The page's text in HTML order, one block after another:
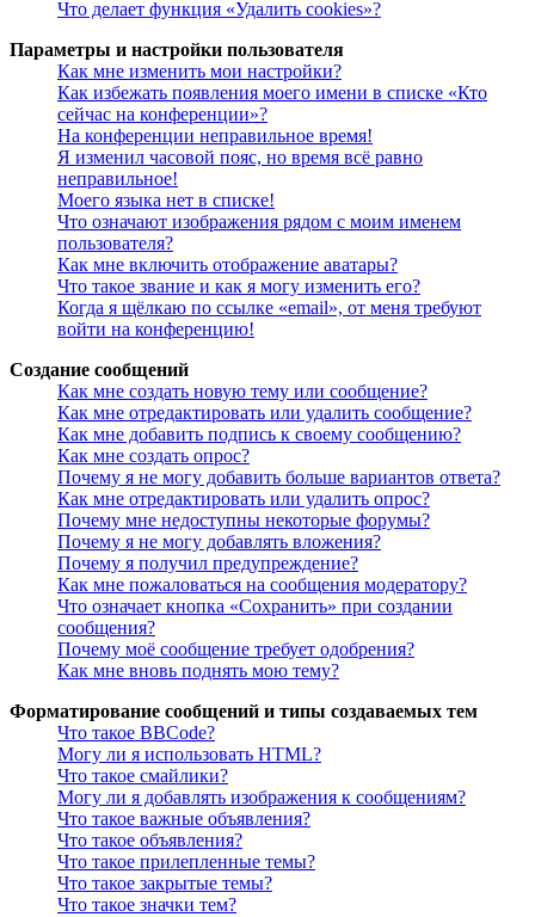
Что делает функция «Удалить cookies»?
Параметры и настройки пользователя
Как мне изменить мои настройки?
Как избежать появления моего имени в списке «Кто
сейчас на конференции»?
На конференции неправильное время!
Я изменил часовой пояс, но время всё равно
неправильное!
Моего языка нет в списке!
Что означают изображения рядом с моим именем
пользователя?
Как мне включить отображение аватары?
Что такое звание и как я могу изменить его?
Когда я щёлкаю по ссылке «email», от меня требуют
войти на конференцию!
Создание сообщений
Как мне создать новую тему или сообщение?
Как мне отредактировать или удалить сообщение?
Как мне добавить подпись к своему сообщению?
Как мне создать опрос?
Почему я не могу добавить больше вариантов ответа?
Как мне отредактировать или удалить опрос?
Почему мне недоступны некоторые форумы?
Почему я не могу добавлять вложения?
Почему я получил предупреждение?
Как мне пожаловаться на сообщения модератору?
Что означает кнопка «Сохранить» при создании
сообщения?
Почему моё сообщение требует одобрения?
Как мне вновь поднять мою тему?
Форматирование сообщений и типы создаваемых тем
Что такое BBCode?
Могу ли я использовать HTML?
Что такое смайлики?
Могу ли я добавлять изображения к сообщениям?
Что такое важные объявления?
Что такое объявления?
Что такое прилепленные темы?
Что такое закрытые темы?
Что такое значки тем?